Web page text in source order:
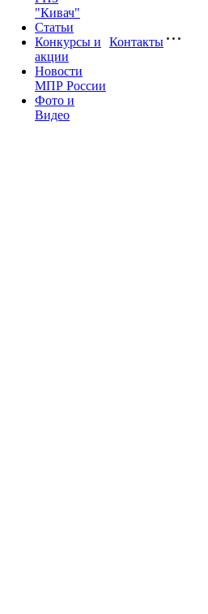
"Кивач"
Статьи
Конкурсы и
акции
Новости
МПР России
Фото и
Видео
Контакты